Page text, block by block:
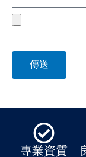
file
傳送
專業資質